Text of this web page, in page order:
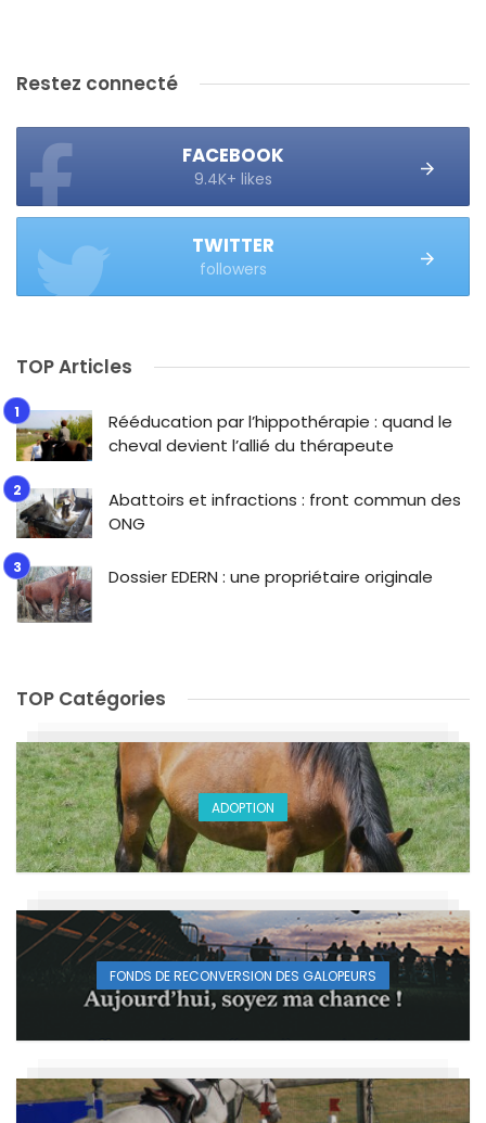
Restez connecté
FACEBOOK
9.4K+ likes
TWITTER
followers
TOP Articles
Rééducation par l’hippothérapie : quand le
cheval devient l’allié du thérapeute
Abattoirs et infractions : front commun des
ONG
Dossier EDERN : une propriétaire originale
TOP Catégories
ADOPTION
FONDS DE RECONVERSION DES GALOPEURS